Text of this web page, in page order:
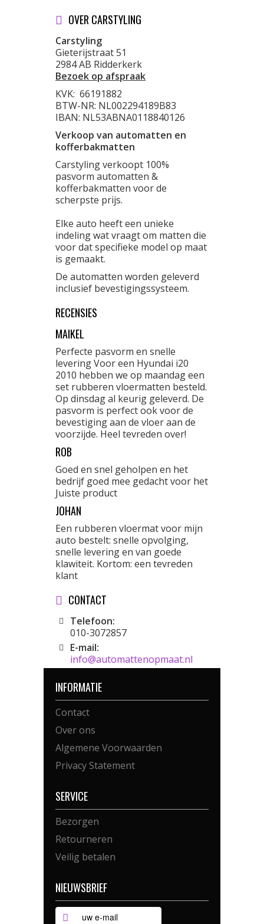
OVER CARSTYLING
Carstyling
Gieterijstraat 51
2984 AB Ridderkerk
Bezoek op afspraak
KVK: 66191882
BTW-NR: NL002294189B83
IBAN: NL53ABNA0118840126
Verkoop van automatten en
kofferbakmatten
Carstyling verkoopt 100%
pasvorm automatten &
kofferbakmatten voor de
scherpste prijs.
Elke auto heeft een unieke
indeling wat vraagt om matten die
voor dat specifieke model op maat
is gemaakt.
De automatten worden geleverd
inclusief bevestigingssysteem.
RECENSIES
MAIKEL
Perfecte pasvorm en snelle
levering Voor een Hyundai i20
2010 hebben we op maandag een
set rubberen vloermatten besteld.
Op dinsdag al keurig geleverd. De
pasvorm is perfect ook voor de
bevestiging aan de vloer aan de
voorzijde. Heel tevreden over!
ROB
Goed en snel geholpen en het
bedrijf goed mee gedacht voor het
Juiste product
JOHAN
Een rubberen vloermat voor mijn
auto bestelt: snelle opvolging,
snelle levering en van goede
klawiteit. Kortom: een tevreden
klant
CONTACT
Telefoon:
010-3072857
E-mail:
info@automattenopmaat.nl
INFORMATIE
Contact
Over ons
Algemene Voorwaarden
Privacy Statement
SERVICE
Bezorgen
Retourneren
Veilig betalen
NIEUWSBRIEF